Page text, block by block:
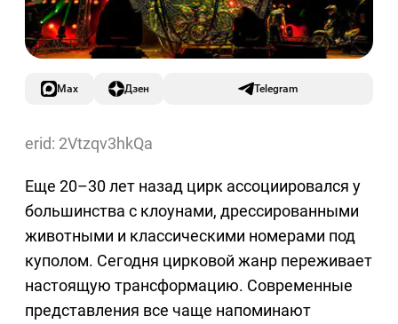
Max Дзен Telegram
erid: 2Vtzqv3hkQa
Еще 20–30 лет назад цирк ассоциировался у
большинства с клоунами, дрессированными
животными и классическими номерами под
куполом. Сегодня цирковой жанр переживает
настоящую трансформацию. Современные
представления все чаще напоминают